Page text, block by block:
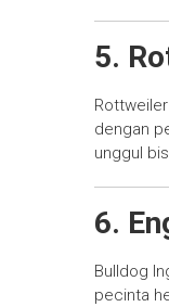
5.
dengan
unggul
6.
Bulldog
pecinta